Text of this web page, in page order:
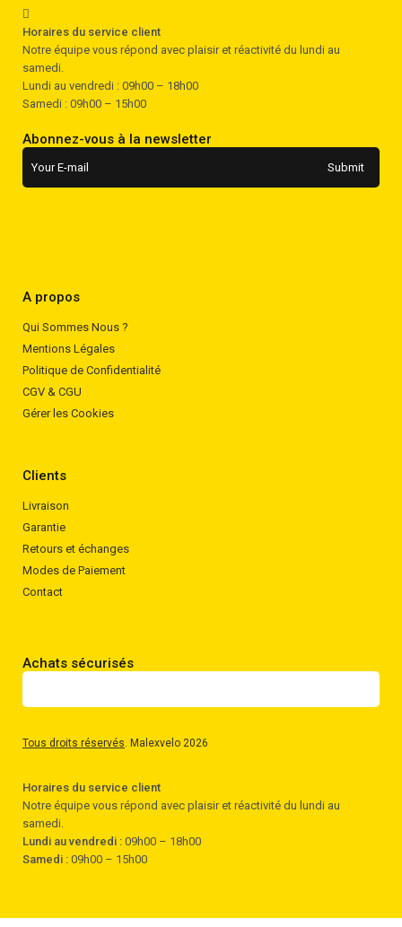
Horaires du service client
Notre équipe vous répond avec plaisir et réactivité du lundi au
samedi.
Lundi au vendredi : 09h00 – 18h00
Samedi : 09h00 – 15h00
Abonnez-vous à la newsletter
A propos
Qui Sommes Nous ?
Mentions Légales
Politique de Confidentialité
CGV & CGU
Gérer les Cookies
Clients
Livraison
Garantie
Retours et échanges
Modes de Paiement
Contact
Achats sécurisés
Tous droits réservés. Malexvelo 2026
Horaires du service client
Notre équipe vous répond avec plaisir et réactivité du lundi au
samedi.
Lundi au vendredi : 09h00 – 18h00
Samedi : 09h00 – 15h00